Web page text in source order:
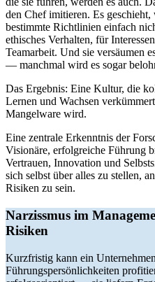
den Chef imitieren. Es
bestimmte Richtlinien einfach
ethisches Verhalten, für
Teamarbeit. Und sie versäumen
— manchmal wird es sogar
Das Ergebnis: Eine Kultur, die
Lernen und Wachsen
Mangelware wird.
Eine zentrale Erkenntnis der
Visionäre, erfolgreiche Führung
Vertrauen, Innovation und
sich selbst über alles zu stellen,
Risiken zu sein.
Narzissmus im
Risiken
Kurzfristig kann ein
Führungspersönlichkeiten